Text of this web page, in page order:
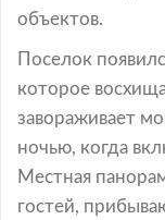
объектов.
Поселок
которое
завораживает
ночью, когда
Местная
гостей,